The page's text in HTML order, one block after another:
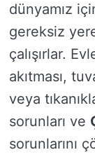
dünyamız
gereksiz
çalışırlar.
akıtması,
veya
sorunları ve
sorunlarını